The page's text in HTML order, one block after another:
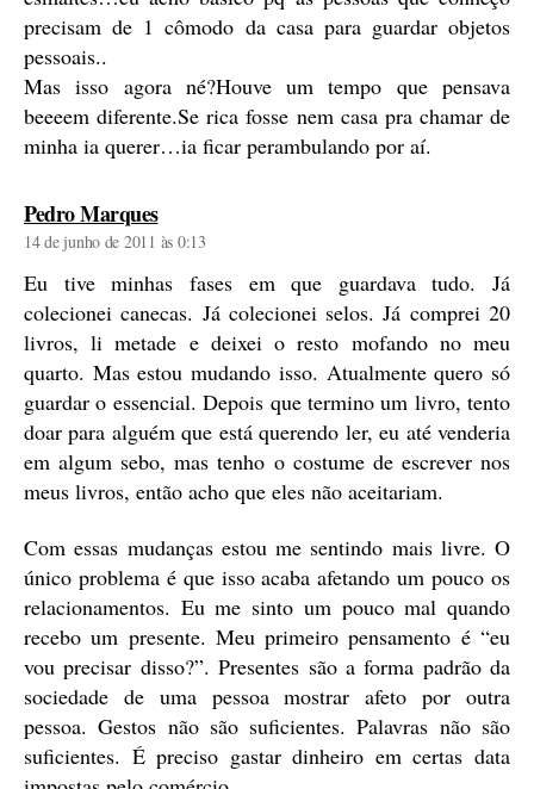
precisam de 1 cômodo da casa para guardar objetos
pessoais..
Mas isso agora né?Houve um tempo que pensava
beeeem diferente.Se rica fosse nem casa pra chamar de
minha ia querer…ia ficar perambulando por aí.
Pedro Marquesdiz:
14 de junho de 2011 às 0:13
Eu tive minhas fases em que guardava tudo. Já
colecionei canecas. Já colecionei selos. Já comprei 20
livros, li metade e deixei o resto mofando no meu
quarto. Mas estou mudando isso. Atualmente quero só
guardar o essencial. Depois que termino um livro, tento
doar para alguém que está querendo ler, eu até venderia
em algum sebo, mas tenho o costume de escrever nos
meus livros, então acho que eles não aceitariam.
Com essas mudanças estou me sentindo mais livre. O
único problema é que isso acaba afetando um pouco os
relacionamentos. Eu me sinto um pouco mal quando
recebo um presente. Meu primeiro pensamento é “eu
vou precisar disso?”. Presentes são a forma padrão da
sociedade de uma pessoa mostrar afeto por outra
pessoa. Gestos não são suficientes. Palavras não são
suficientes. É preciso gastar dinheiro em certas data